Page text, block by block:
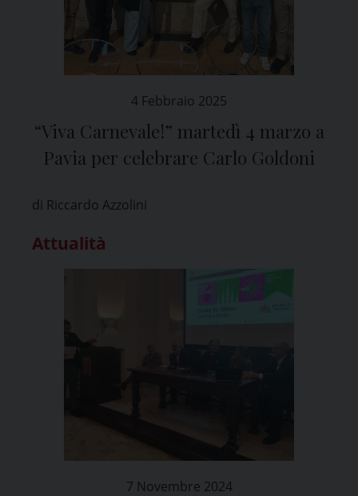
4 Febbraio 2025
“Viva Carnevale!” martedì 4 marzo a
Pavia per celebrare Carlo Goldoni
di Riccardo Azzolini
Attualità
7 Novembre 2024